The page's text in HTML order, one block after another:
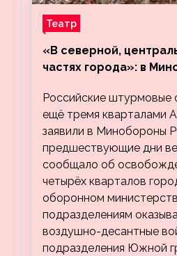
Театр
«В северной,
частях города»: в
кварталов
Российские штурмовые
ещё тремя кварталами
заявили в Минобороны
предшествующие дни
сообщало об
четырёх кварталов
оборонном
подразделениям
воздушно-десантные
подразделения Южной